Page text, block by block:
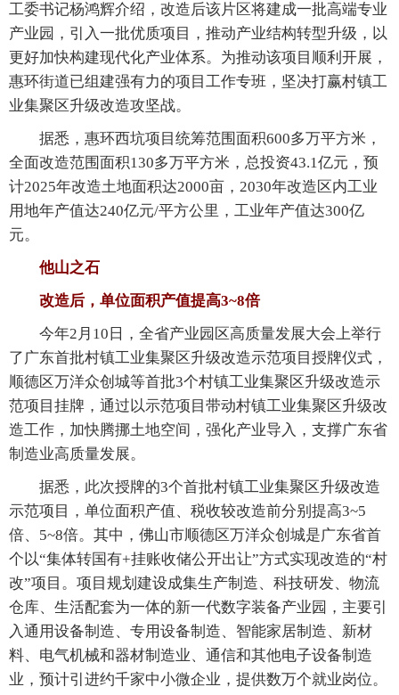
工委书记杨鸿辉介绍，改造后该片区将建成一批高端专业
产业园，引入一批优质项目，推动产业结构转型升级，以
更好加快构建现代化产业体系。为推动该项目顺利开展，
惠环街道已组建强有力的项目工作专班，坚决打赢村镇工
业集聚区升级改造攻坚战。
据悉，惠环西坑项目统筹范围面积600多万平方米，
全面改造范围面积130多万平方米，总投资43.1亿元，预
计2025年改造土地面积达2000亩，2030年改造区内工业
用地年产值达240亿元/平方公里，工业年产值达300亿
元。
他山之石
改造后，单位面积产值提高3~8倍
今年2月10日，全省产业园区高质量发展大会上举行
了广东首批村镇工业集聚区升级改造示范项目授牌仪式，
顺德区万洋众创城等首批3个村镇工业集聚区升级改造示
范项目挂牌，通过以示范项目带动村镇工业集聚区升级改
造工作，加快腾挪土地空间，强化产业导入，支撑广东省
制造业高质量发展。
据悉，此次授牌的3个首批村镇工业集聚区升级改造
示范项目，单位面积产值、税收较改造前分别提高3~5
倍、5~8倍。其中，佛山市顺德区万洋众创城是广东省首
个以“集体转国有+挂账收储公开出让”方式实现改造的“村
改”项目。项目规划建设成集生产制造、科技研发、物流
仓库、生活配套为一体的新一代数字装备产业园，主要引
入通用设备制造、专用设备制造、智能家居制造、新材
料、电气机械和器材制造业、通信和其他电子设备制造
业，预计引进约千家中小微企业，提供数万个就业岗位。